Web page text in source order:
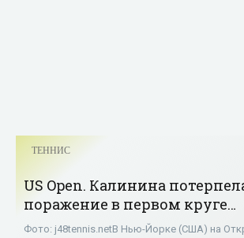
ТЕННИС
US Open. Калинина
поражение в первом круге
квалификации - «ТЕННИС»
Фото: j48tennis.netВ Нью-Йорке (США) на